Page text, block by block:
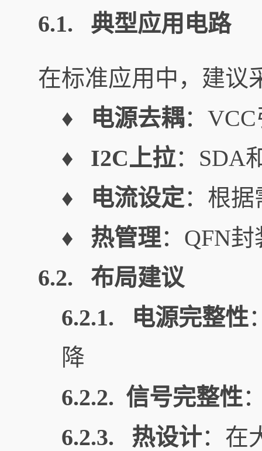
6.1. 典型应用电路
在标准应用中，建议
♦ 电源去耦：VCC
♦ I2C上拉：SDA
♦ 电流设定：根据
♦ 热管理：QFN
6.2. 布局建议
6.2.1. 电源完整性
降
6.2.2. 信号完整性
6.2.3. 热设计：在